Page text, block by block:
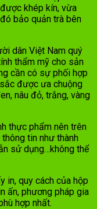
khép kín, vừa
bảo quản trà bên
dân Việt Nam quý
thẩm mỹ cho sản
cần có sự phối hợp
được ưa chuộng
nâu đỏ, trắng, vàng
thực phẩm nên trên
tin như thành
sử dụng…không thể
in, quy cách của hộp
ấn, phương pháp gia
hợp nhất.